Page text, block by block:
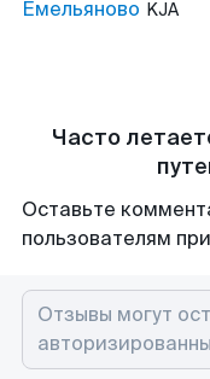
Емельяново KJA
Часто
Оставьте
пользователям